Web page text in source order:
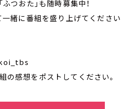
つおた」も随時募集中！
一緒に番組を盛り上げてください
感想をポストしてください。